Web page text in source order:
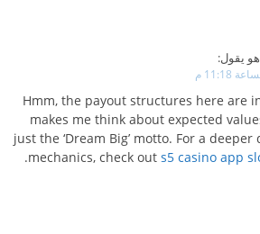
هو يقول:
Hmm, the payout structures here are
makes me think about expected
just the ‘Dream Big’ motto. For a
mechanics, check out s5 casino app
.